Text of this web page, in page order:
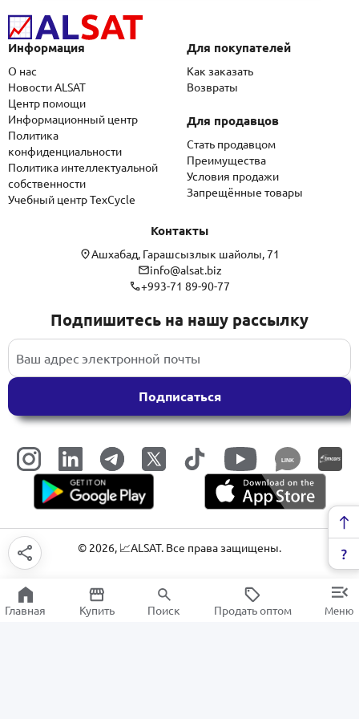
Информация
О нас
Новости ALSAT
Центр помощи
Информационный центр
Политика
конфиденциальности
Политика интеллектуальной
собственности
Учебный центр TexCycle
Для покупателей
Как заказать
Возвраты
Для продавцов
Стать продавцом
Преимущества
Условия продажи
Запрещённые товары
Контакты
Ашхабад, Гарашсызлык шайолы, 71
info@alsat.biz
+993-71 89-90-77
Подпишитесь на нашу рассылку
Подписаться
LINK
© 2026, 📈ALSAT. Все права защищены.
Главная Купить Поиск Продать оптом Меню